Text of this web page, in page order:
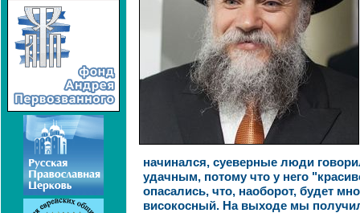
начинался, суеверные люди
удачным, потому что у него
опасались, что, наоборот, будет
високосный. На выходе мы